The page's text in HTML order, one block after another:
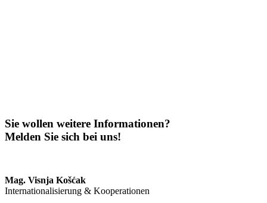
Sie wollen weitere Informationen?
Melden Sie sich bei uns!
Mag. Visnja Košćak
Internationalisierung & Kooperationen